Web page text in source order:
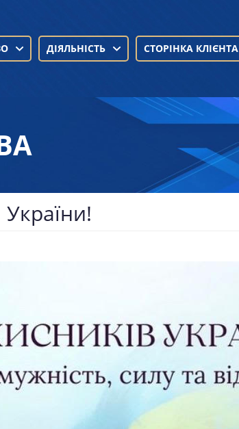
ДІЯЛЬНІСТЬ СТОРІНКА КЛІЄНТА